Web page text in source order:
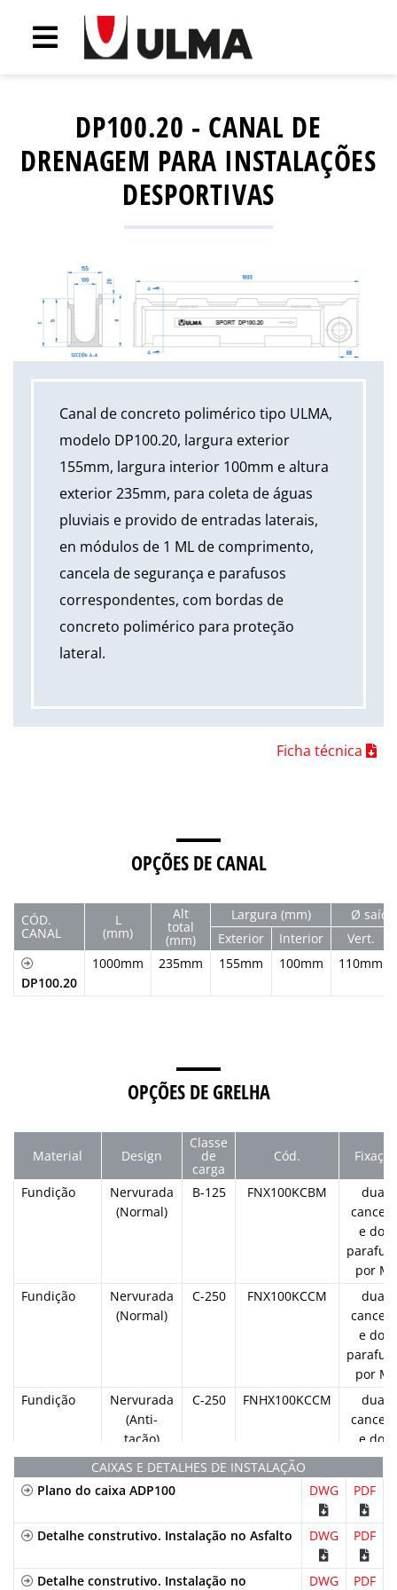
DP100.20 - CANAL DE
DRENAGEM PARA INSTALAÇÕES
DESPORTIVAS
Canal de concreto polimérico tipo ULMA,
modelo DP100.20, largura exterior
155mm, largura interior 100mm e altura
exterior 235mm, para coleta de águas
pluviais e provido de entradas laterais,
en módulos de 1 ML de comprimento,
cancela de segurança e parafusos
correspondentes, com bordas de
concreto polimérico para proteção
lateral.
Ficha técnica
OPÇÕES DE CANAL
CÓD.
CANAL
L
(mm)
Alt
total
(mm)
Largura (mm)
Ø
Exterior
Interior Vert.
DP100.20
1000mm 235mm 155mm 100mm 110mm
OPÇÕES DE GRELHA
Material Design
Classe
de
carga
Cód. Fixaçao
Fundição
Nervurada
(Normal)
B-125 FNX100KCBM
duas
e dois
por ML
Fundição
Nervurada
(Normal)
C-250 FNX100KCCM
duas
e dois
por ML
Fundição
Nervurada
(Anti-
tacão)
C-250 FNHX100KCCM
duas
e dois
por ML
duas
e dois
por ML
CAIXAS E DETALHES DE INSTALAÇÃO
Plano do caixa ADP100
DWG PDF
Detalhe construtivo. Instalação no Asfalto DWG PDF
Detalhe construtivo. Instalação no
DWG PDF